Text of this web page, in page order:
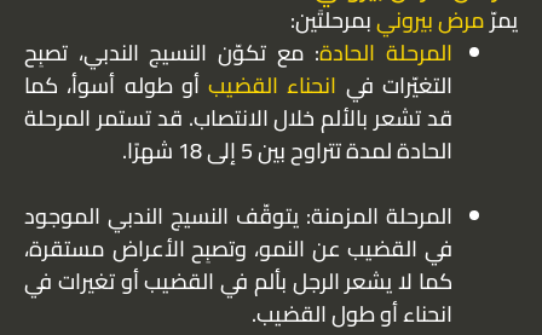
يمرّمرض بيرونيبمرحلتَين:
المرحلة الحادة: مع تكوّن النسيج الندبي، تصبِح
التغيّرات في انحناء القضيبأو طوله أسوأ، كما
قد تشعر بالألم خلال الانتصاب. قد تستمر المرحلة
الحادة لمدة تتراوح بين 5 إلى 18 شهرًا.
المرحلة المزمنة: يتوقّف النسيج الندبي الموجود
في القضيب عن النمو، وتصبِح الأعراض مستقرة،
كما لا يشعر الرجل بألم في القضيب أو تغيرات في
انحناء أو طول القضيب.